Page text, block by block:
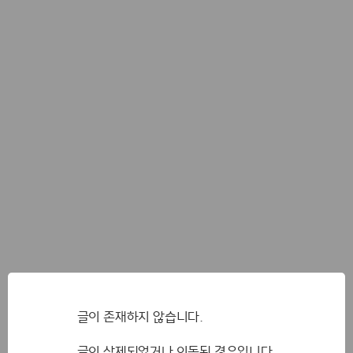
글이 존재하지 않습니다.